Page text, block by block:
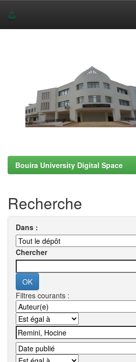
Bouira University Digital Space
Recherche
Dans :
Chercher
Filtres courants :